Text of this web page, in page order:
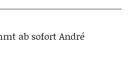
ab sofort André